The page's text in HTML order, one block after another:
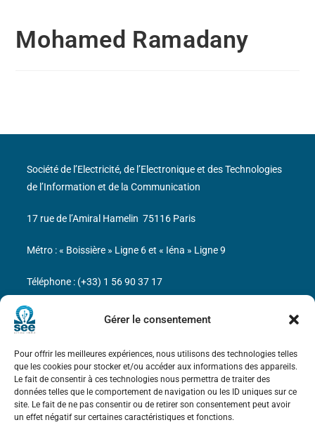
Gérer le consentement
Pour offrir les meilleures expériences, nous utilisons des technologies telles
que les cookies pour stocker et/ou accéder aux informations des appareils.
Le fait de consentir à ces technologies nous permettra de traiter des
données telles que le comportement de navigation ou les ID uniques sur ce
site. Le fait de ne pas consentir ou de retirer son consentement peut avoir
un effet négatif sur certaines caractéristiques et fonctions.
Mohamed Ramadany
Bicentenaire des découvertes d’André-
Marie Ampère
Mentions légales
Société de l’Electricité, de l’Electronique et des Technologies
de l’Information et de la Communication
17 rue de l’Amiral Hamelin 75116 Paris
Métro : « Boissière » Ligne 6 et « Iéna » Ligne 9
Téléphone : (+33) 1 56 90 37 17
N° de SIREN : 785 393 232, Code APE : 9412Z TVA intra-
communautaire : FR44 785 393 232